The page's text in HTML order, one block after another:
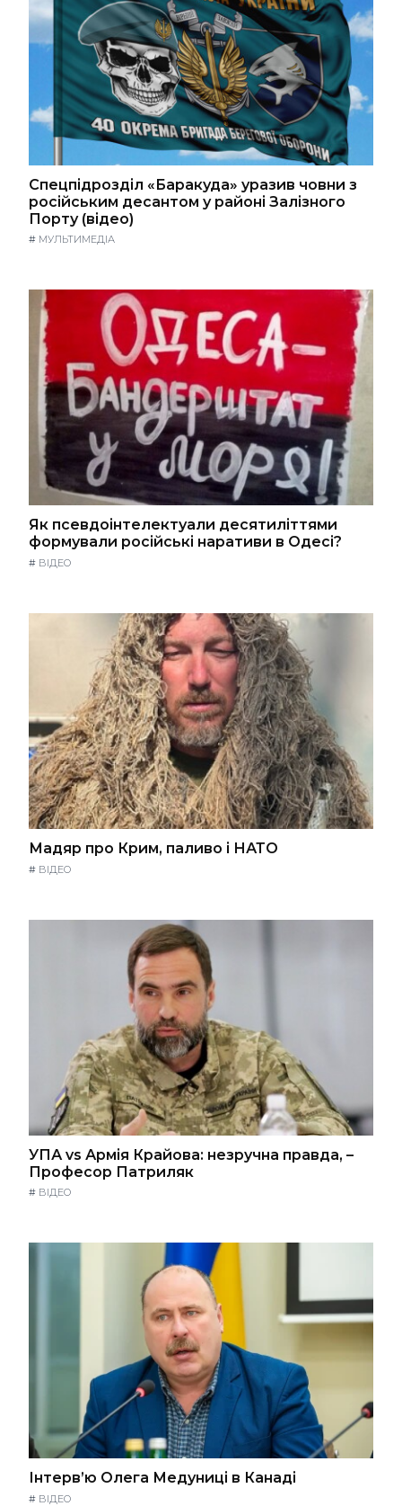
Спецпідрозділ «Баракуда» уразив човни з
російським десантом у районі Залізного
Порту (відео)
# МУЛЬТИМЕДІА
Як псевдоінтелектуали десятиліттями
формували російські наративи в Одесі?
# ВІДЕО
Мадяр про Крим, паливо і НАТО
# ВІДЕО
УПА vs Армія Крайова: незручна правда, –
Професор Патриляк
# ВІДЕО
Інтерв’ю Олега Медуниці в Канаді
# ВІДЕО